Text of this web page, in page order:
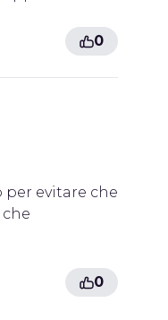
0
per evitare che
0